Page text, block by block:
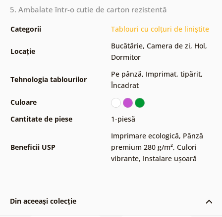
5. Ambalate într-o cutie de carton rezistentă
Categorii Tablouri cu colțuri de liniștite
Locație
Bucătărie, Camera de zi, Hol,
Dormitor
Tehnologia tablourilor
Pe pânză, Imprimat, tipărit,
Încadrat
Culoare
Cantitate de piese
1-piesă
Beneficii USP
Imprimare ecologică, Pânză
premium 280 g/m², Culori
vibrante, Instalare ușoară
Din aceeași colecție